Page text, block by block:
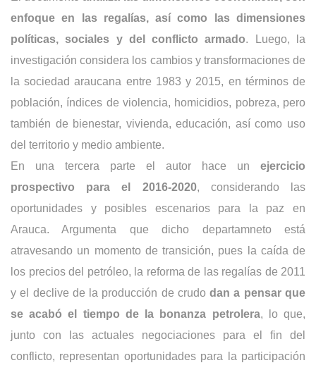
enfoque en las regalías, así como las dimensiones
políticas, sociales y del conflicto armado. Luego, la
investigación considera los cambios y transformaciones de
la sociedad araucana entre 1983 y 2015, en términos de
población, índices de violencia, homicidios, pobreza, pero
también de bienestar, vivienda, educación, así como uso
del territorio y medio ambiente.
En una tercera parte el autor hace un ejercicio
prospectivo para el 2016-2020, considerando las
oportunidades y posibles escenarios para la paz en
Arauca. Argumenta que dicho departamneto está
atravesando un momento de transición, pues la caída de
los precios del petróleo, la reforma de las regalías de 2011
y el declive de la producción de crudodan a pensar que
se acabó el tiempo de la bonanza petrolera, lo que,
junto con las actuales negociaciones para el fin del
conflicto, representan oportunidades para la participación